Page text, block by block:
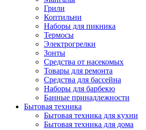
Грили
Коптильни
Наборы для пикника
Термосы
Электрогрелки
Зонты
Средства от насекомых
Товары для ремонта
Средства для бассейна
Наборы для барбекю
Банные принадлежности
Бытовая техника
Бытовая техника для кухни
Бытовая техника для дома